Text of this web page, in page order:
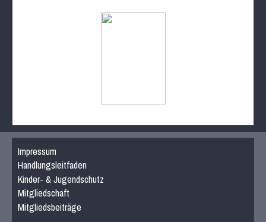
Impressum
Handlungsleitfaden
Kinder- & Jugendschutz
Mitgliedschaft
Mitgliedsbeiträge